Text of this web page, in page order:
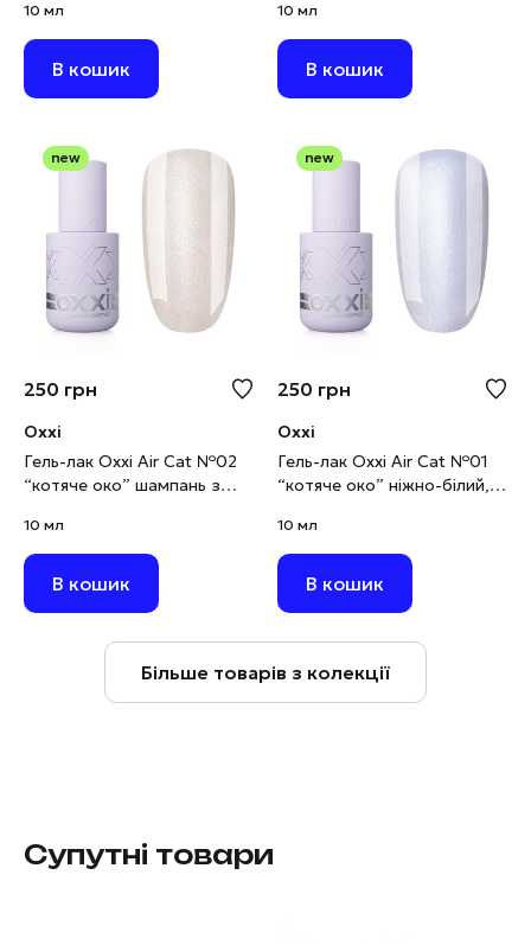
10 мл
В кошик
10 мл
В кошик
new
250 грн
Oxxi
Гель-лак Oxxi Air Cat №02
“котяче око” шампань з
мл
10 мл
В кошик
new
250 грн
Oxxi
Гель-лак Oxxi Air Cat №01
“котяче око” ніжно-білий,
10 мл
В кошик
Більше товарів з колекції
Супутні товари